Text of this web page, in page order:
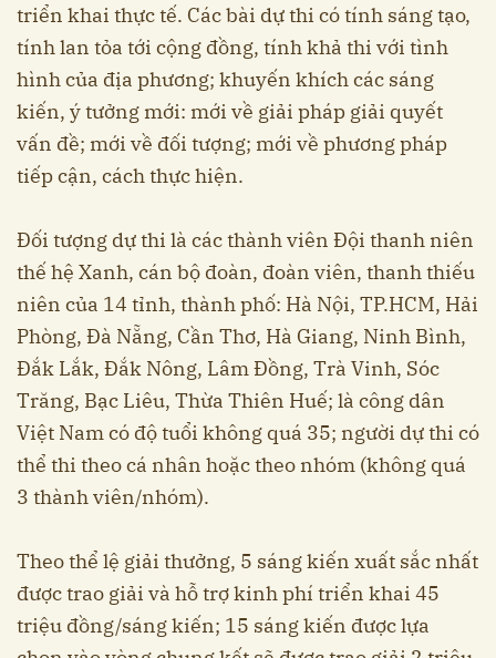
triển khai thực tế. Các bài dự thi có tính sáng tạo,
tính lan tỏa tới cộng đồng, tính khả thi với tình
hình của địa phương; khuyến khích các sáng
kiến, ý tưởng mới: mới về giải pháp giải quyết
vấn đề; mới về đối tượng; mới về phương pháp
tiếp cận, cách thực hiện.
Đối tượng dự thi là các thành viên Đội thanh niên
thế hệ Xanh, cán bộ đoàn, đoàn viên, thanh thiếu
niên của 14 tỉnh, thành phố: Hà Nội, TP.HCM, Hải
Phòng, Đà Nẵng, Cần Thơ, Hà Giang, Ninh Bình,
Đắk Lắk, Đắk Nông, Lâm Đồng, Trà Vinh, Sóc
Trăng, Bạc Liêu, Thừa Thiên Huế; là công dân
Việt Nam có độ tuổi không quá 35; người dự thi có
thể thi theo cá nhân hoặc theo nhóm (không quá
3 thành viên/nhóm).
Theo thể lệ giải thưởng, 5 sáng kiến xuất sắc nhất
được trao giải và hỗ trợ kinh phí triển khai 45
triệu đồng/sáng kiến; 15 sáng kiến được lựa